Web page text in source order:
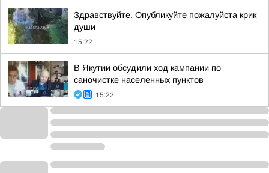
Здравствуйте. Опубликуйте пожалуйста крик
души
15:22
В Якутии обсудили ход кампании по
саночистке населенных пунктов
15:22